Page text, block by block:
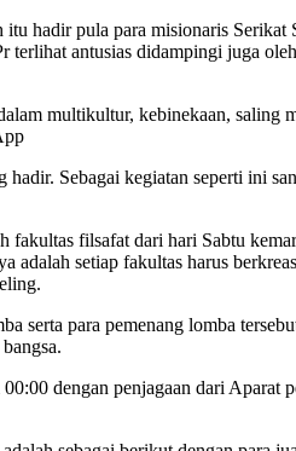
hadir pula para misionaris
antusias didampingi juga
multikultur, kebinekaan, saling
Sebagai kegiatan seperti ini
fakultas filsafat dari hari Sabtu
adalah setiap fakultas harus
serta para pemenang lomba
dengan penjagaan dari